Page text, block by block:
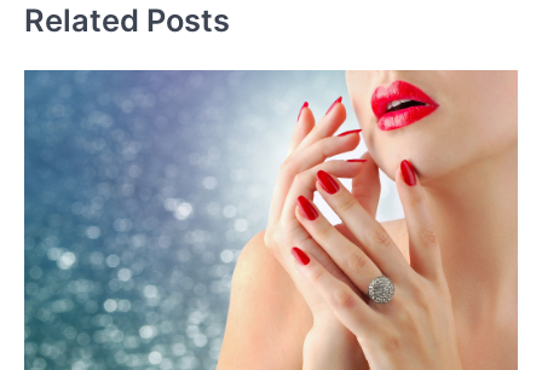
Related Posts